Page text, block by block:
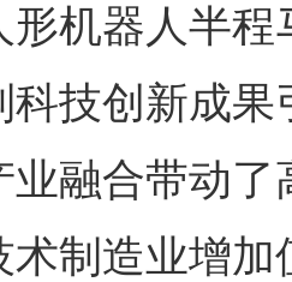
形机器人半
科技创新成
业融合带动
术制造业增